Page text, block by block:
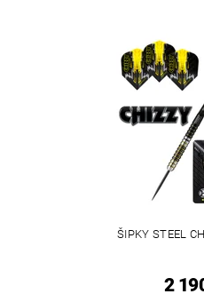
ŠIPKY STEEL
2